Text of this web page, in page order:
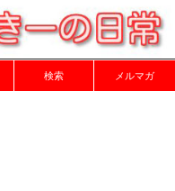
検索 メルマガ